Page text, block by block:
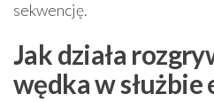
sekwencję.
Jak działa
wędka w